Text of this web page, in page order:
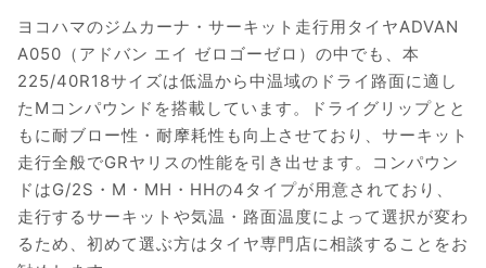
ヨコハマのジムカーナ・サーキット走行用タイヤADVAN
A050（アドバン エイ ゼロゴーゼロ）の中でも、本
225/40R18サイズは低温から中温域のドライ路面に適し
たMコンパウンドを搭載しています。ドライグリップとと
もに耐ブロー性・耐摩耗性も向上させており、サーキット
走行全般でGRヤリスの性能を引き出せます。コンパウン
ドはG/2S・M・MH・HHの4タイプが用意されており、
走行するサーキットや気温・路面温度によって選択が変わ
るため、初めて選ぶ方はタイヤ専門店に相談することをお